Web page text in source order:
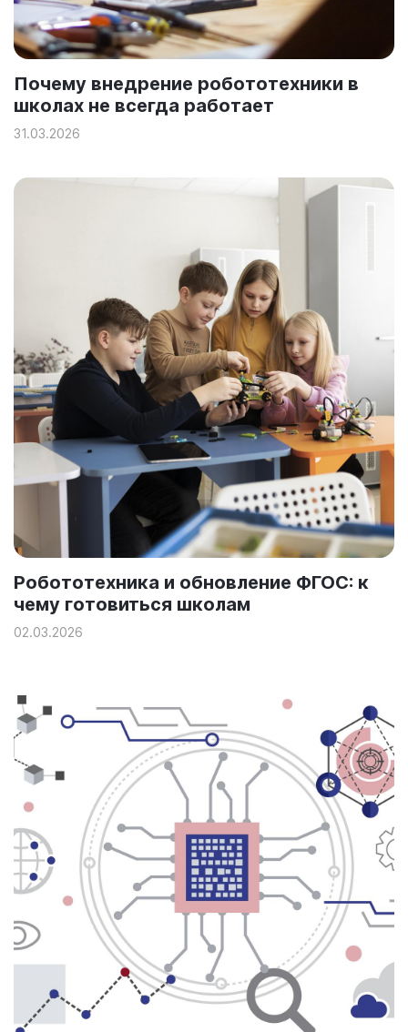
Почему внедрение робототехники в
школах не всегда работает
31.03.2026
Робототехника и обновление ФГОС: к
чему готовиться школам
02.03.2026